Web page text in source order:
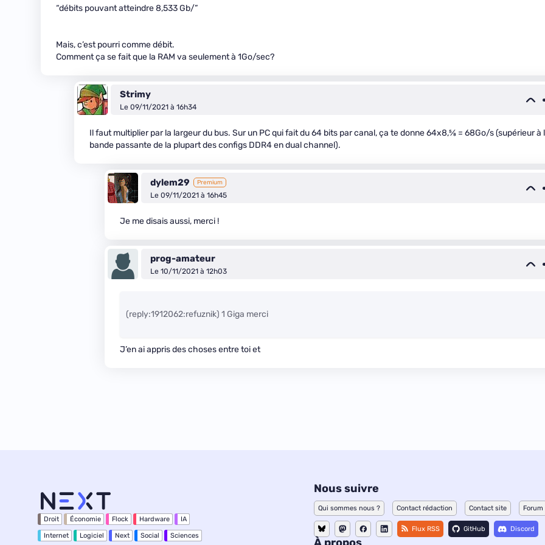
“débits pouvant atteindre 8,533 Gb/”
Mais, c’est pourri comme débit.
Comment ça se fait que la RAM va seulement à 1Go/sec?
Strimy
Le 09/11/2021 à 16h34
Il faut multiplier par la largeur du bus. Sur un PC qui fait du 64 bits par canal, ça te donne 64x8,5⁄8 = 68Go/s (supérieur à
bande passante de la plupart des configs DDR4 en dual channel).
dylem29 Premium
Le 09/11/2021 à 16h45
Je me disais aussi, merci !
prog-amateur
Le 10/11/2021 à 12h03
(reply:1912062:refuznik) 1 Giga merci
J’en ai appris des choses entre toi et
Droit Économie Flock Hardware IA
Internet Logiciel Next Social Sciences
Nous suivre
Qui sommes nous ? Contact rédaction Contact site Forum
Flux RSS GitHub Discord
À propos